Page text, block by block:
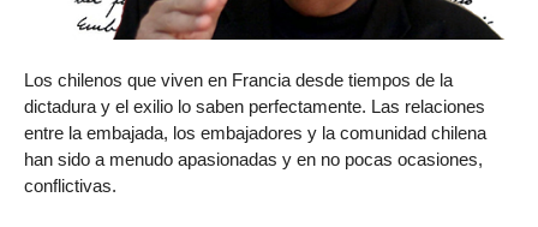
Los chilenos que viven en Francia desde tiempos de la
dictadura y el exilio lo saben perfectamente. Las relaciones
entre la embajada, los embajadores y la comunidad chilena
han sido a menudo apasionadas y en no pocas ocasiones,
conflictivas.